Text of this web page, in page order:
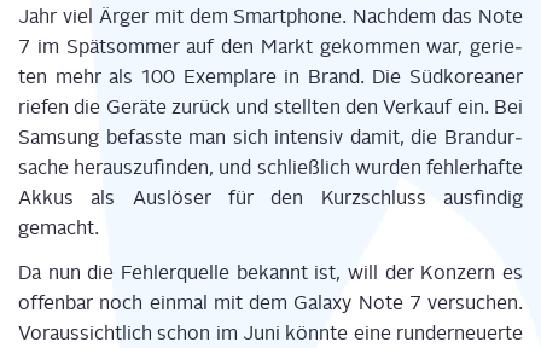
Jahr viel Ärger mit dem Smart­phone. Nach­dem das Note
7 im Spät­som­mer auf den Markt gekom­men war, gerie­
ten mehr als 100 Exem­pla­re in Brand. Die Süd­ko­rea­ner
rie­fen die Gerä­te zurück und stell­ten den Ver­kauf ein. Bei
Sam­sung befass­te man sich inten­siv damit, die Brand­ur­
sa­che her­aus­zu­fin­den, und schließ­lich wur­den feh­ler­haf­te
Akkus als Aus­lö­ser für den Kurz­schluss aus­fin­dig
gemacht.
Da nun die Feh­ler­quel­le bekannt ist, will der Kon­zern es
offen­bar noch ein­mal mit dem Gala­xy Note 7 ver­su­chen.
Vor­aus­sicht­lich schon im Juni könn­te eine rund­erneu­er­te